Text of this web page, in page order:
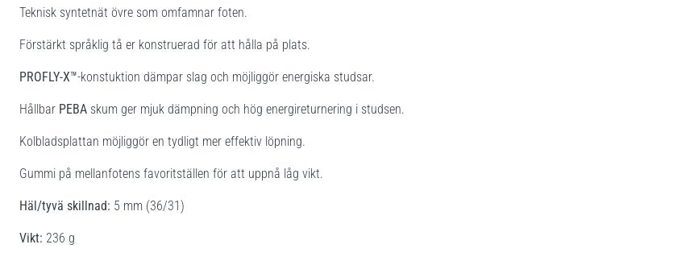
Teknisk syntetnät övre som omfamnar foten.
Förstärkt språklig tå er konstruerad för att hålla på plats.
PROFLY-X™-konstuktion dämpar slag och möjliggör energiska studsar.
Hållbar PEBA skum ger mjuk dämpning och hög energireturnering i studsen.
Kolbladsplattan möjliggör en tydligt mer effektiv löpning.
Gummi på mellanfotens favoritställen för att uppnå låg vikt.
Häl/tyvä skillnad: 5 mm (36/31)
Vikt: 236 g